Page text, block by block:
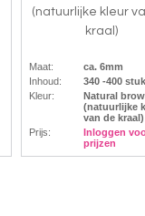
(natuurlijke kleur
kraal)
Maat:
ca. 6mm
Inhoud:
340 -400
Kleur:
Natural
(natuurlijke
van de kraal)
Prijs:
Inloggen
prijzen